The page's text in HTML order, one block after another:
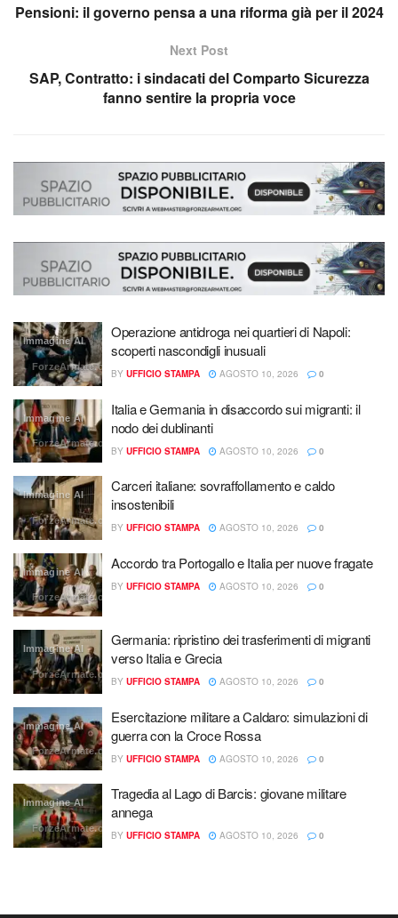
Pensioni: il governo pensa a una riforma già per il 2024
Next Post
SAP, Contratto: i sindacati del Comparto Sicurezza
fanno sentire la propria voce
Immagine AI
ForzeArmate.org
Operazione antidroga nei quartieri di Napoli:
scoperti nascondigli inusuali
BY UFFICIO STAMPA AGOSTO 10, 2026 0
Immagine AI
ForzeArmate.org
Italia e Germania in disaccordo sui migranti: il
nodo dei dublinanti
BY UFFICIO STAMPA AGOSTO 10, 2026 0
Immagine AI
ForzeArmate.org
Carceri italiane: sovraffollamento e caldo
insostenibili
BY UFFICIO STAMPA AGOSTO 10, 2026 0
Immagine AI
ForzeArmate.org
Accordo tra Portogallo e Italia per nuove fragate
BY UFFICIO STAMPA AGOSTO 10, 2026 0
Immagine AI
ForzeArmate.org
Germania: ripristino dei trasferimenti di migranti
verso Italia e Grecia
BY UFFICIO STAMPA AGOSTO 10, 2026 0
Immagine AI
ForzeArmate.org
Esercitazione militare a Caldaro: simulazioni di
guerra con la Croce Rossa
BY UFFICIO STAMPA AGOSTO 10, 2026 0
Immagine AI
ForzeArmate.org
Tragedia al Lago di Barcis: giovane militare
annega
BY UFFICIO STAMPA AGOSTO 10, 2026 0